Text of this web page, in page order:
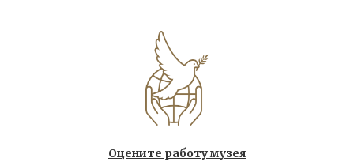
Оцените работу музея